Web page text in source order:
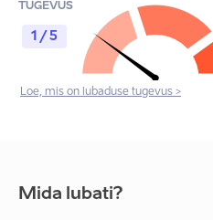
TUGEVUS
1 / 5
Loe, mis on lubaduse tugevus >
Mida lubati?